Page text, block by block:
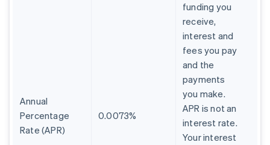
Annual
Percentage
Rate (APR)
0.0073%
funding you
receive,
interest and
fees you pay
and the
payments
you make.
APR is not an
interest rate.
Your interest